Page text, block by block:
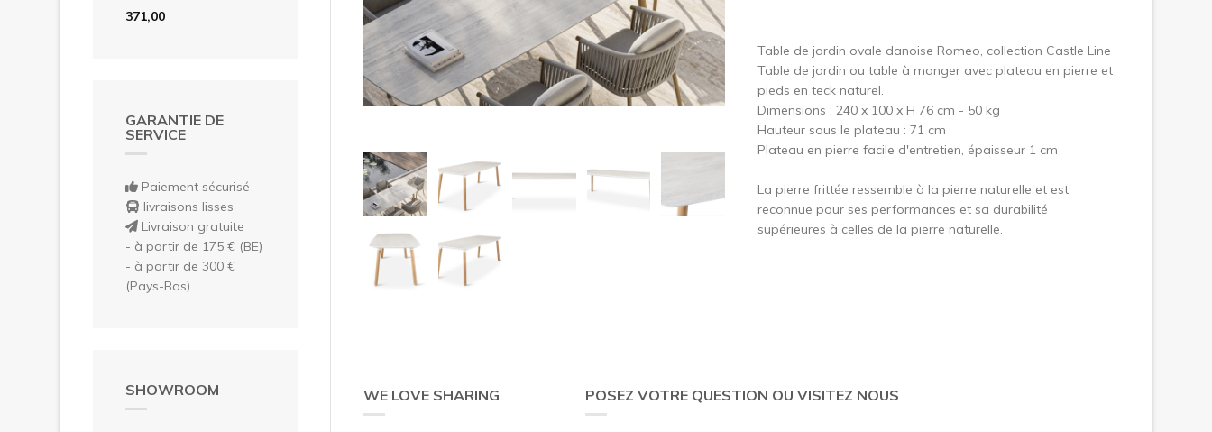
371,00
GARANTIE DE
SERVICE
Paiement sécurisé
livraisons lisses
Livraison gratuite
- à partir de 175 € (BE)
- à partir de 300 €
(Pays-Bas)
SHOWROOM
Table de jardin ovale danoise Romeo, collection Castle Line
Table de jardin ou table à manger avec plateau en pierre et
pieds en teck naturel.
Dimensions : 240 x 100 x H 76 cm - 50 kg
Hauteur sous le plateau : 71 cm
Plateau en pierre facile d'entretien, épaisseur 1 cm
La pierre frittée ressemble à la pierre naturelle et est
reconnue pour ses performances et sa durabilité
supérieures à celles de la pierre naturelle.
WE LOVE SHARING POSEZ VOTRE QUESTION OU VISITEZ NOUS